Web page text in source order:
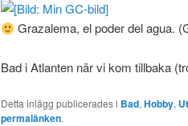
Grazalema, el poder del agua.
Bad i Atlanten när vi kom tillbaka
Detta inlägg publicerades i Bad, Hobby,
permalänken.